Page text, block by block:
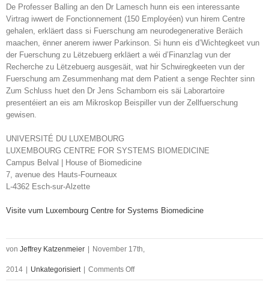
De Professer Balling an den Dr Lamesch hunn eis een interessante
Virtrag iwwert de Fonctionnement (150 Employéen) vun hirem Centre
gehalen, erkläert dass si Fuerschung am neurodegenerative Beräich
maachen, ënner anerem iwwer Parkinson. Si hunn eis d’Wichtegkeet vun
der Fuerschung zu Lëtzebuerg erkläert a wéi d’Finanzlag vun der
Recherche zu Lëtzebuerg ausgesäit, wat hir Schwiregkeeten vun der
Fuerschung am Zesummenhang mat dem Patient a senge Rechter sinn
Zum Schluss huet den Dr Jens Schamborn eis säi Laborartoire
presentéiert an eis am Mikroskop Beispiller vun der Zellfuerschung
gewisen.
UNIVERSITÉ DU LUXEMBOURG
LUXEMBOURG CENTRE FOR SYSTEMS BIOMEDICINE
Campus Belval | House of Biomedicine
7, avenue des Hauts-Fourneaux
L-4362 Esch-sur-Alzette
Visite vum Luxembourg Centre for Systems Biomedicine
von Jeffrey Katzenmeier November 17th,
2014 Unkategorisiert Comments Off